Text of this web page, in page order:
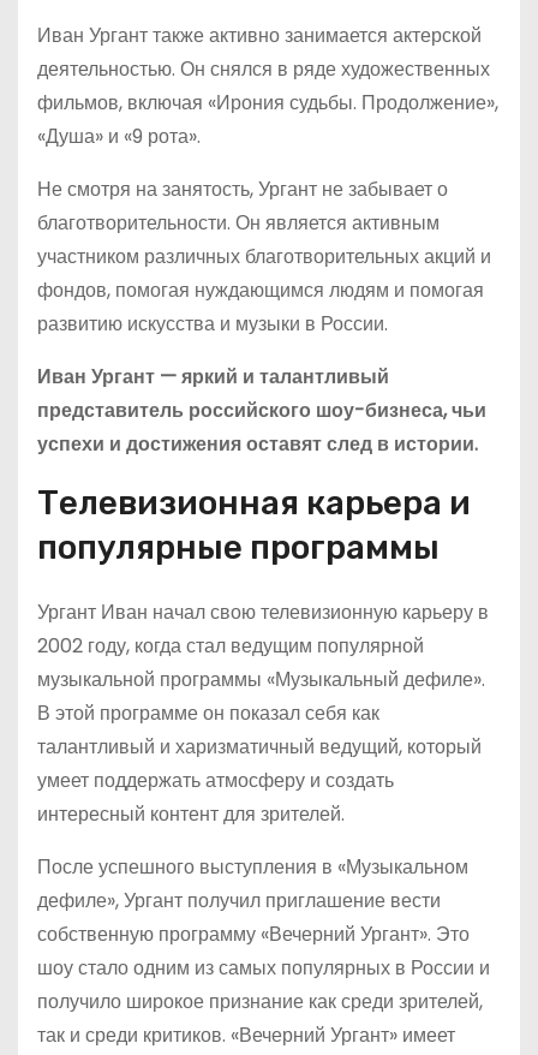
Иван Ургант также активно занимается актерской
деятельностью. Он снялся в ряде художественных
фильмов, включая «Ирония судьбы. Продолжение»,
«Душа» и «9 рота».
Не смотря на занятость, Ургант не забывает о
благотворительности. Он является активным
участником различных благотворительных акций и
фондов, помогая нуждающимся людям и помогая
развитию искусства и музыки в России.
Иван Ургант — яркий и талантливый
представитель российского шоу-бизнеса, чьи
успехи и достижения оставят след в истории.
Телевизионная карьера и
популярные программы
Ургант Иван начал свою телевизионную карьеру в
2002 году, когда стал ведущим популярной
музыкальной программы «Музыкальный дефиле».
В этой программе он показал себя как
талантливый и харизматичный ведущий, который
умеет поддержать атмосферу и создать
интересный контент для зрителей.
После успешного выступления в «Музыкальном
дефиле», Ургант получил приглашение вести
собственную программу «Вечерний Ургант». Это
шоу стало одним из самых популярных в России и
получило широкое признание как среди зрителей,
так и среди критиков. «Вечерний Ургант» имеет